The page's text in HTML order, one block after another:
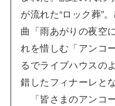
が流れた“ロック葬”
曲「雨あがりの夜空
れを惜しむ「アンコ
るでライブハウスの
錯したフィナーレとな
「皆さまのアンコ